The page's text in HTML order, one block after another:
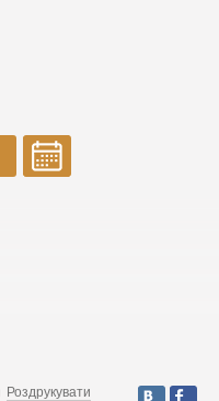
Роздрукувати